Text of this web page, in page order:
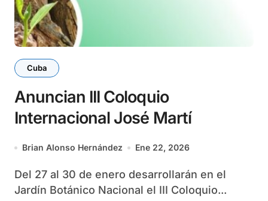
Cuba
Anuncian III Coloquio
Internacional José Martí
Brian Alonso Hernández Ene 22, 2026
Del 27 al 30 de enero desarrollarán en el
Jardín Botánico Nacional el III Coloquio...